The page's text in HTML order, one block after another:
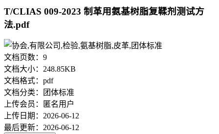
T/CLIAS 009-2023 制革用氨基树脂复鞣剂测试方
法.pdf
文档页数： 9
文档大小： 248.85KB
文档格式： pdf
文档分类：
团体标准
上传会员：
匿名用户
上传日期： 2026-06-12
最后更新： 2026-06-12